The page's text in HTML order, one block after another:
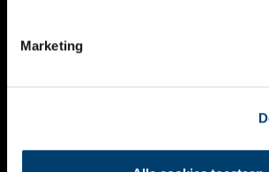
Marketing
VIDEO’S
CONTACT